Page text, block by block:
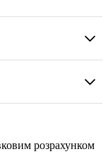
розрахунком